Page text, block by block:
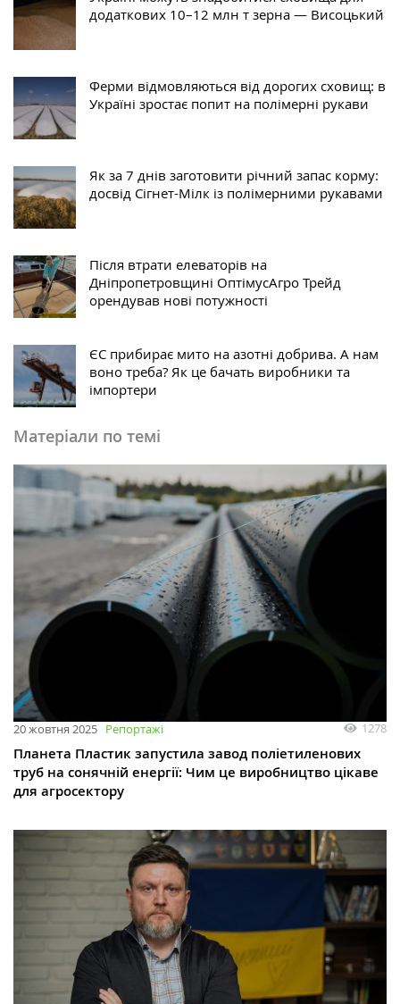
додаткових 10–12 млн т зерна — Висоцький
Ферми відмовляються від дорогих сховищ: в
Україні зростає попит на полімерні рукави
Як за 7 днів заготовити річний запас корму:
досвід Сігнет-Мілк із полімерними рукавами
Після втрати елеваторів на
Дніпропетровщині ОптімусАгро Трейд
орендував нові потужності
ЄС прибирає мито на азотні добрива. А нам
воно треба? Як це бачать виробники та
імпортери
Матеріали по темі
20 жовтня 2025 Репортажі 1278
Планета Пластик запустила завод поліетиленових
труб на сонячній енергії: Чим це виробництво цікаве
для агросектору